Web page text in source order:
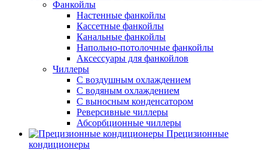
Фанкойлы
Настенные фанкойлы
Кассетные фанкойлы
Канальные фанкойлы
Напольно-потолочные фанкойлы
Аксессуары для фанкойлов
Чиллеры
С воздушным охлаждением
С водяным охлаждением
С выносным конденсатором
Реверсивные чиллеры
Абсорбционные чиллеры
Прецизионные
кондиционеры